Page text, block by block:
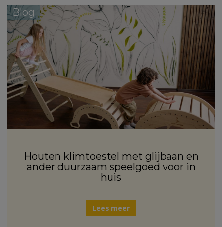
Blog
Houten klimtoestel met glijbaan en
ander duurzaam speelgoed voor in
huis
Lees meer